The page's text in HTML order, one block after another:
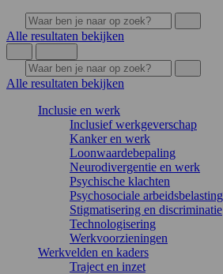
Alle resultaten bekijken
Alle resultaten bekijken
Inclusie en werk
Inclusief werkgeverschap
Kanker en werk
Loonwaardebepaling
Neurodivergentie en werk
Psychische klachten
Psychosociale arbeidsbelasting
Stigmatisering en discriminatie
Technologisering
Werkvoorzieningen
Werkvelden en kaders
Traject en inzet